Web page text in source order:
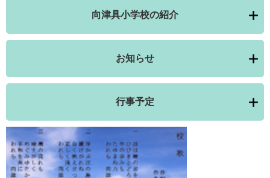
向津具小学校の紹介
お知らせ
行事予定